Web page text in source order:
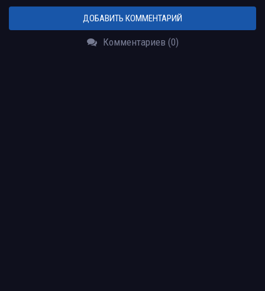
ДОБАВИТЬ КОММЕНТАРИЙ
Комментариев (0)